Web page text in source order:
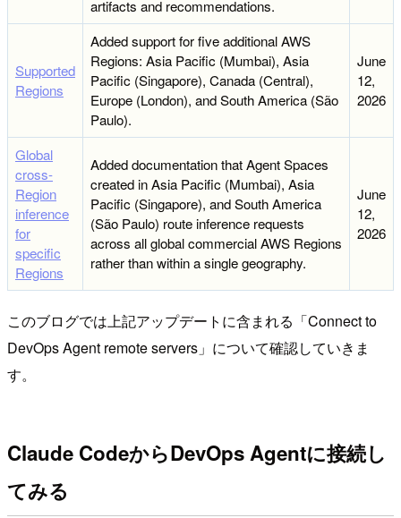
artifacts and recommendations.
Supported
Regions
Added support for five additional AWS
Regions: Asia Pacific (Mumbai), Asia
Pacific (Singapore), Canada (Central),
Europe (London), and South America (São
Paulo).
June
12,
2026
Global
cross-
Region
inference
for
specific
Regions
Added documentation that Agent Spaces
created in Asia Pacific (Mumbai), Asia
Pacific (Singapore), and South America
(São Paulo) route inference requests
across all global commercial AWS Regions
rather than within a single geography.
June
12,
2026
このブログでは上記アップデートに含まれる「Connect to
DevOps Agent remote servers」について確認していきま
す。
Claude CodeからDevOps Agentに接続し
てみる